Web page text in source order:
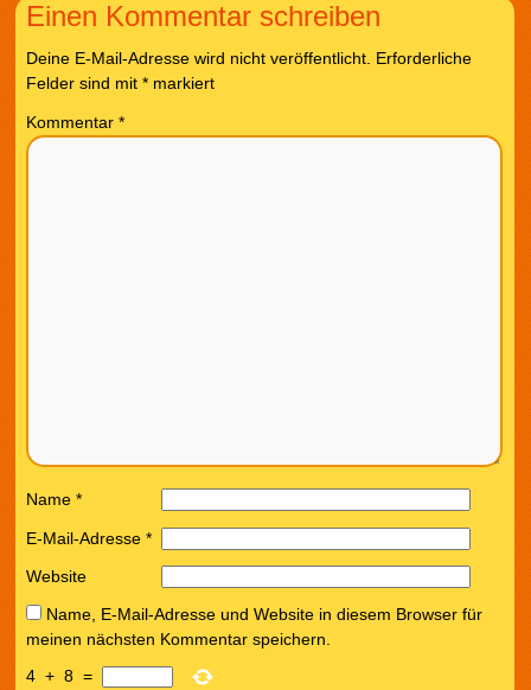
Einen Kommentar schreiben
Deine E-Mail-Adresse wird nicht veröffentlicht. Erforderliche
Felder sind mit *markiert
Kommentar *
Name *
E-Mail-Adresse *
Website
Name, E-Mail-Adresse und Website in diesem Browser für
meinen nächsten Kommentar speichern.
4 + 8 =